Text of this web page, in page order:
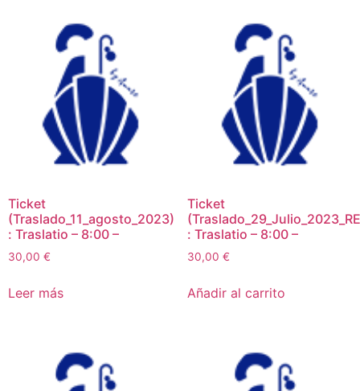
Ticket
(Traslado_11_agosto_2023)
: Traslatio – 8:00 –
30,00 €
Leer más
Ticket
: Traslatio – 8:00 –
30,00 €
Añadir al carrito